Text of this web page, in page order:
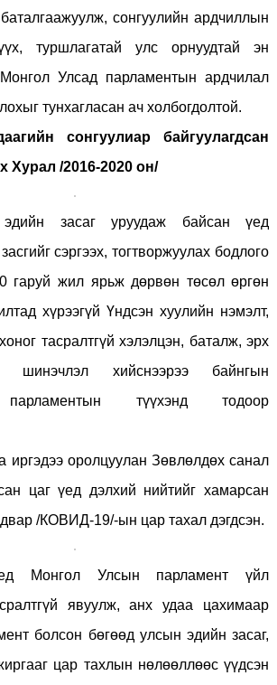
баталгаажуулж, сонгуулийн ардчиллын
туршлагатай улс орнуудтай эн
Улсад парламентын ардчилал
тунхагласан ач холбогдолтой.
сонгуулиар байгуулагдсан
Хурал /2016-2020 он/
засаг уруудаж байсан үед
сэргээх, тогтворжуулах бодлого
гаруй жил ярьж дөрвөн төсөл өргөн
хүрээгүй Үндсэн хуулийн нэмэлт,
тасралтгүй хэлэлцэн, баталж, эрх
шинэчлэл хийснээрээ байнгын
парламентын түүхэнд тодоор
иргэдээ оролцуулан Зөвлөлдөх санал
цаг үед дэлхий нийтийг хамарсан
/КОВИД-19/-ын цар тахал дэгдсэн.
Монгол Улсын парламент үйл
явуулж, анх удаа цахимаар
болсон бөгөөд улсын эдийн засаг,
цар тахлын нөлөөллөөс үүдсэн